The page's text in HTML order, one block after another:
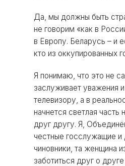
Да, мы должны быть
не говорим «как в
в Европу. Беларусь – и
кто из оккупированных
Я понимаю, что это не
заслуживает уважения
телевизору, а в
начнется светлая
друг другу. Я,
честные госслужащие и
чиновники, та женщина
заботиться друг о